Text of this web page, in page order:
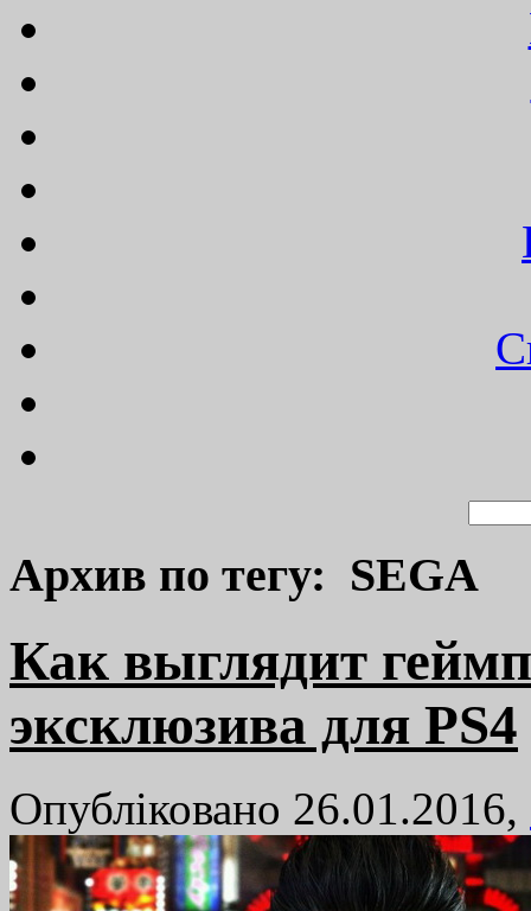
Архив по тегу: SEGA
Как выглядит
эксклюзива для PS4
Опубліковано 26.01.2016,